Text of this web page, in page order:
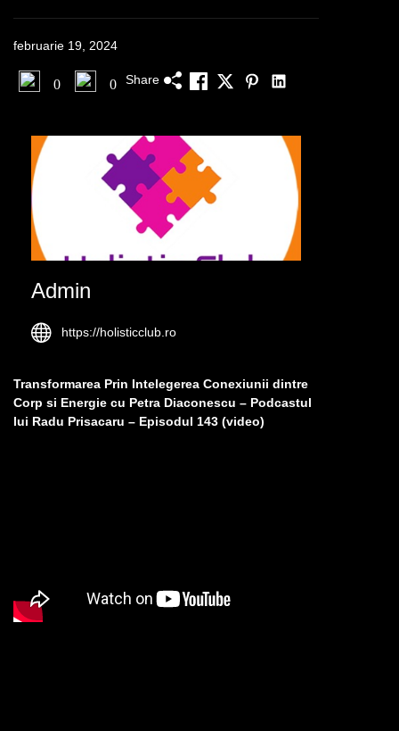
februarie 19, 2024
0 0 Share
Admin
https://holisticclub.ro
Transformarea Prin Intelegerea Conexiunii dintre
Corp si Energie cu Petra Diaconescu – Podcastul
lui Radu Prisacaru – Episodul 143 (video)